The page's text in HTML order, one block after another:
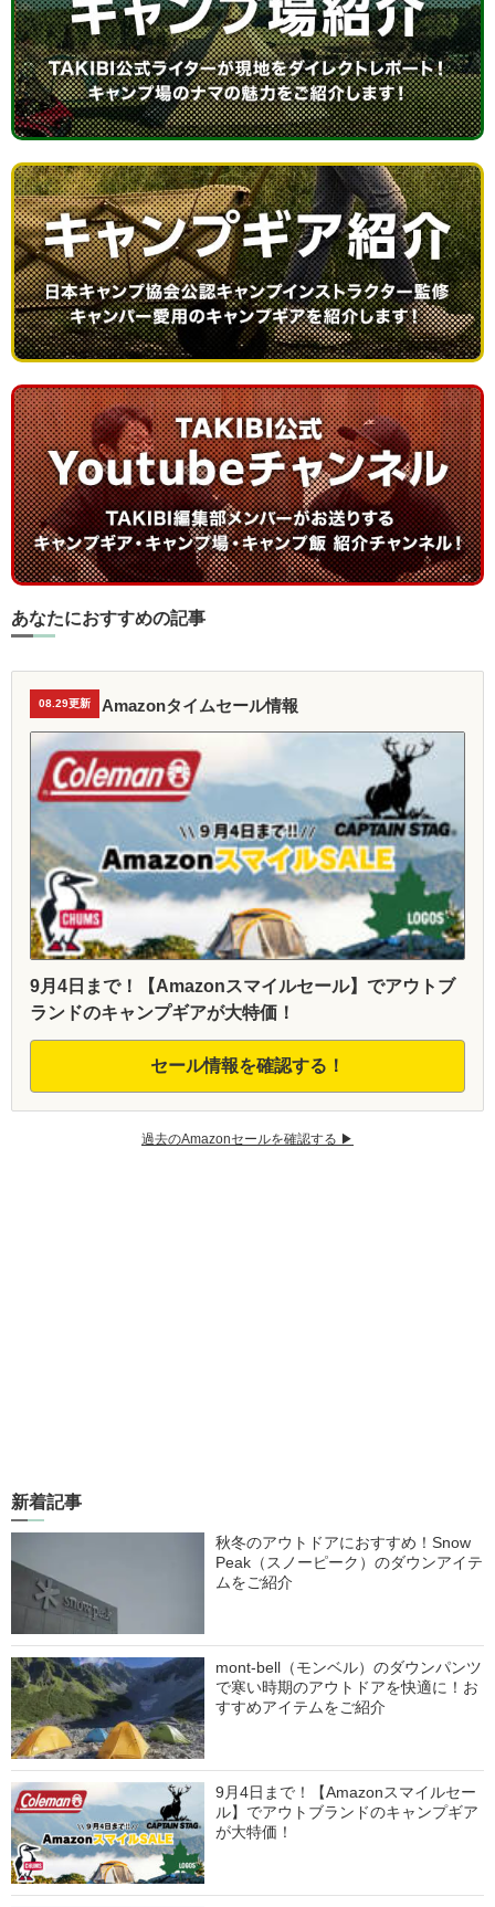
あなたにおすすめの記事
08.29更新 Amazonタイムセール情報
9月4日まで！【Amazonスマイルセール】でアウトブ
ランドのキャンプギアが大特価！
セール情報を確認する！
過去のAmazonセールを確認する ▶︎
新着記事
秋冬のアウトドアにおすすめ！Snow
Peak（スノーピーク）のダウンアイテ
ムをご紹介
mont-bell（モンベル）のダウンパンツ
で寒い時期のアウトドアを快適に！お
すすめアイテムをご紹介
9月4日まで！【Amazonスマイルセー
ル】でアウトブランドのキャンプギア
が大特価！